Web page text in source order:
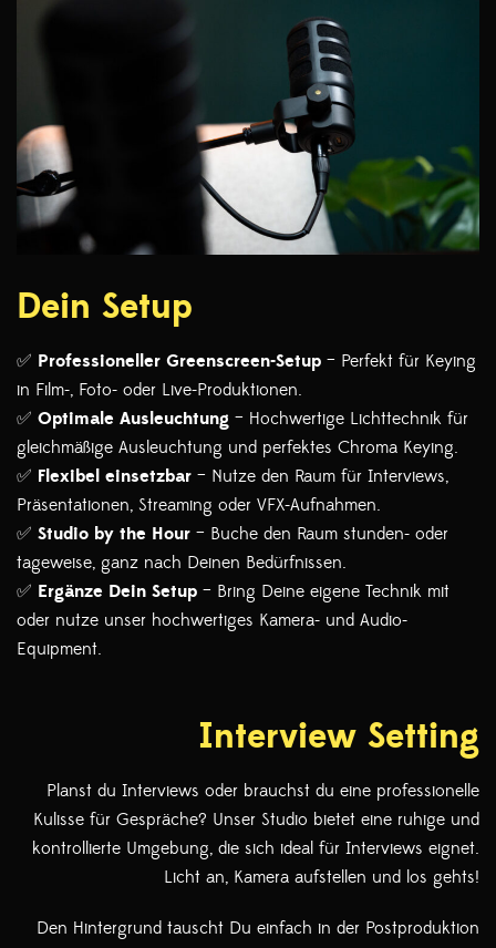
Dein Setup
✅ Professioneller Greenscreen-Setup – Perfekt für Keying
in Film-, Foto- oder Live-Produktionen.
✅ Optimale Ausleuchtung – Hochwertige Lichttechnik für
gleichmäßige Ausleuchtung und perfektes Chroma Keying.
✅ Flexibel einsetzbar – Nutze den Raum für Interviews,
Präsentationen, Streaming oder VFX-Aufnahmen.
✅ Studio by the Hour – Buche den Raum stunden- oder
tageweise, ganz nach Deinen Bedürfnissen.
✅ Ergänze Dein Setup – Bring Deine eigene Technik mit
oder nutze unser hochwertiges Kamera- und Audio-
Equipment.
Interview Setting
Planst du Interviews oder brauchst du eine professionelle
Kulisse für Gespräche? Unser Studio bietet eine ruhige und
kontrollierte Umgebung, die sich ideal für Interviews eignet.
Licht an, Kamera aufstellen und los gehts!
Den Hintergrund tauscht Du einfach in der Postproduktion